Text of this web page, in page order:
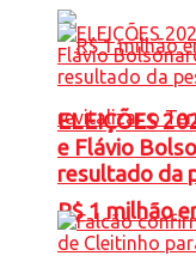
R$ 1 milhão
ELEIÇÕES
e Flávio
resultado da